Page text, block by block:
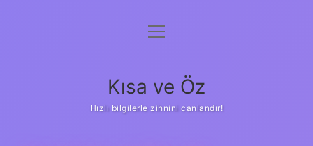
Anasayfa
Yasal Uyarı
menüyü
Kısa ve Öz
Hızlı bilgilerle zihnini canlandır!